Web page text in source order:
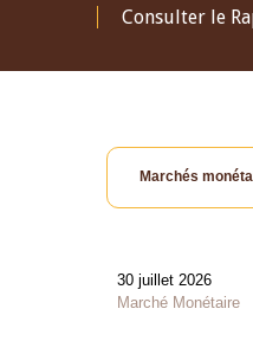
Consulter le
Marchés
30 juillet 2026
Marché Monétaire